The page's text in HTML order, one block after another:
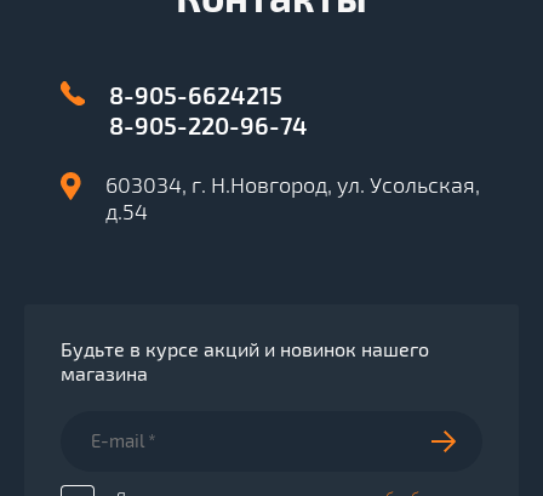
8-905-6624215
8-905-220-96-74
603034, г. Н.Новгород, ул. Усольская,
д.54
Будьте в курсе акций и новинок нашего
магазина